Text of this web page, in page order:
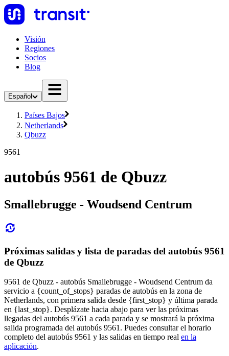
Visión
Regiones
Socios
Blog
Español
Países Bajos
Netherlands
Qbuzz
9561
autobús 9561 de Qbuzz
Smallebrugge - Woudsend Centrum
Próximas salidas y lista de paradas del autobús 9561
de Qbuzz
9561 de Qbuzz - autobús Smallebrugge - Woudsend Centrum da
servicio a {count_of_stops} paradas de autobús en la zona de
Netherlands, con primera salida desde {first_stop} y última parada
en {last_stop}. Desplázate hacia abajo para ver las próximas
llegadas del autobús 9561 a cada parada y se mostrará la próxima
salida programada del autobús 9561. Puedes consultar el horario
completo del autobús 9561 y las salidas en tiempo real en la
aplicación.